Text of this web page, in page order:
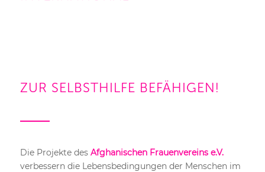
ZUR SELBSTHILFE BEFÄHIGEN!
Die Projekte des Afghanischen Frauenvereins e.V.
verbessern die Lebensbedingungen der Menschen im